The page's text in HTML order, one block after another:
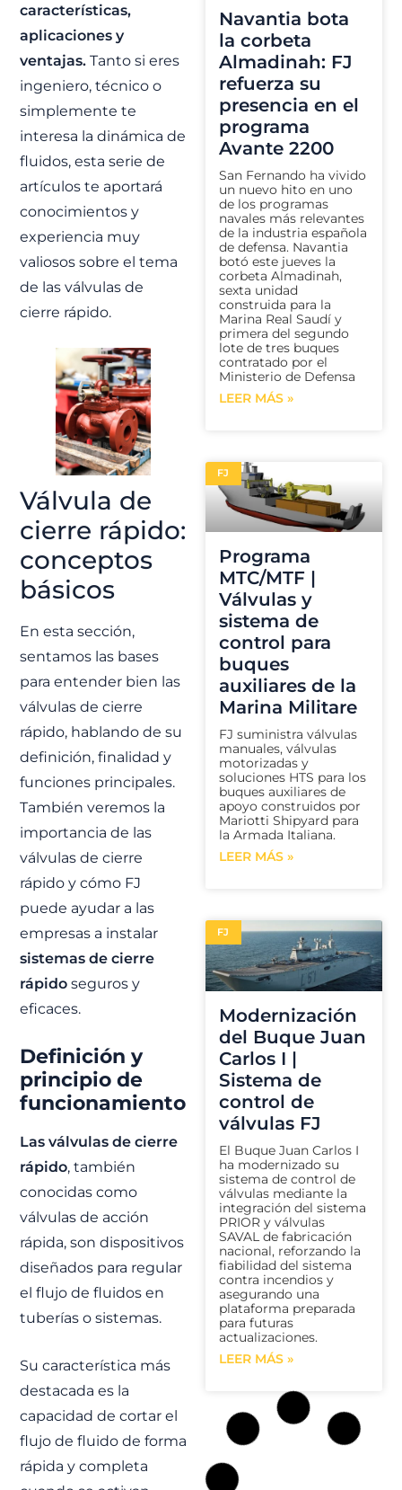
características,
aplicaciones y
ventajas. Tanto si eres
ingeniero, técnico o
simplemente te
interesa la dinámica de
fluidos, esta serie de
artículos te aportará
conocimientos y
experiencia muy
valiosos sobre el tema
de las válvulas de
cierre rápido.
Válvula de
cierre rápido:
conceptos
básicos
En esta sección,
sentamos las bases
para entender bien las
válvulas de cierre
rápido, hablando de su
definición, finalidad y
funciones principales.
También veremos la
importancia de las
válvulas de cierre
rápido y cómo FJ
puede ayudar a las
empresas a instalar
sistemas de cierre
rápido seguros y
eficaces.
Definición y
principio de
funcionamiento
Las válvulas de cierre
rápido, también
conocidas como
válvulas de acción
rápida, son dispositivos
diseñados para regular
el flujo de fluidos en
tuberías o sistemas.
Su característica más
destacada es la
capacidad de cortar el
flujo de fluido de forma
rápida y completa
Navantia bota
la corbeta
Almadinah: FJ
refuerza su
presencia en el
programa
Avante 2200
San Fernando ha vivido
un nuevo hito en uno
de los programas
navales más relevantes
de la industria española
de defensa. Navantia
botó este jueves la
corbeta Almadinah,
sexta unidad
construida para la
Marina Real Saudí y
primera del segundo
lote de tres buques
contratado por el
Ministerio de Defensa
LEER MÁS »
FJ
Programa
MTC/MTF |
Válvulas y
sistema de
control para
buques
auxiliares de la
Marina Militare
FJ suministra válvulas
manuales, válvulas
motorizadas y
soluciones HTS para los
buques auxiliares de
apoyo construidos por
Mariotti Shipyard para
la Armada Italiana.
LEER MÁS »
FJ
Modernización
del Buque Juan
Carlos I |
Sistema de
control de
válvulas FJ
El Buque Juan Carlos I
ha modernizado su
sistema de control de
válvulas mediante la
integración del sistema
PRIOR y válvulas
SAVAL de fabricación
nacional, reforzando la
fiabilidad del sistema
contra incendios y
asegurando una
plataforma preparada
para futuras
actualizaciones.
LEER MÁS »
FJ